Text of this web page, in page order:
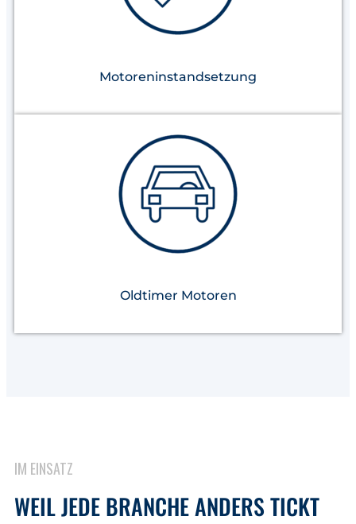
Motoreninstandsetzung
Oldtimer Motoren
IM EINSATZ
WEIL JEDE BRANCHE ANDERS TICKT